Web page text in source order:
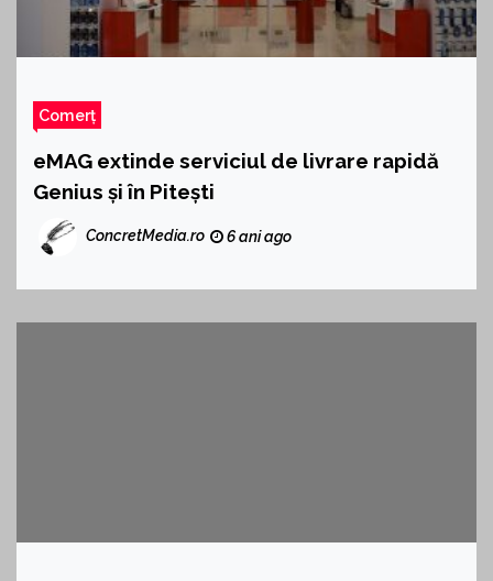
Comerț
eMAG extinde serviciul de livrare rapidă
Genius și în Pitești
ConcretMedia.ro 6 ani ago